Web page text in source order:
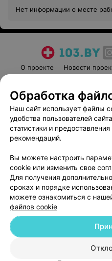
Нет информации о месте
О проекте Новости
Пользовательское
Вакансии
Написать
Обработка
© 2026 ООО «Артокс Лаб», УНП
Служба поддержки
Обработка
Наш сайт использует файлы
удобства пользователей
статистики и
рекомендаций.
Вы можете настроить
cookie или изменить свое
Для получения
сроках и порядке
можете ознакомиться с
файлов cookie